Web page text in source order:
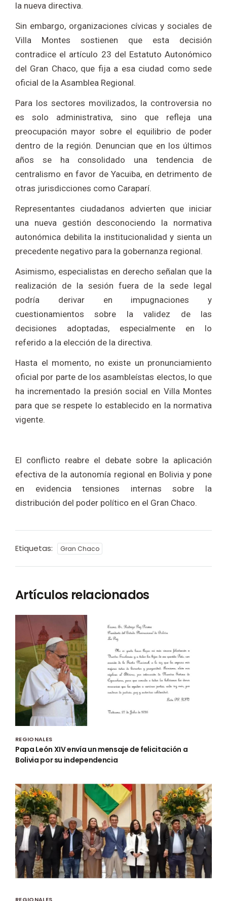
la nueva directiva.
Sin embargo, organizaciones cívicas y sociales de
Villa Montes sostienen que esta decisión
contradice el artículo 23 del Estatuto Autonómico
del Gran Chaco, que fija a esa ciudad como sede
oficial de la Asamblea Regional.
Para los sectores movilizados, la controversia no
es solo administrativa, sino que refleja una
preocupación mayor sobre el equilibrio de poder
dentro de la región. Denuncian que en los últimos
años se ha consolidado una tendencia de
centralismo en favor de Yacuiba, en detrimento de
otras jurisdicciones como Caraparí.
Representantes ciudadanos advierten que iniciar
una nueva gestión desconociendo la normativa
autonómica debilita la institucionalidad y sienta un
precedente negativo para la gobernanza regional.
Asimismo, especialistas en derecho señalan que la
realización de la sesión fuera de la sede legal
podría derivar en impugnaciones y
cuestionamientos sobre la validez de las
decisiones adoptadas, especialmente en lo
referido a la elección de la directiva.
Hasta el momento, no existe un pronunciamiento
oficial por parte de los asambleístas electos, lo que
ha incrementado la presión social en Villa Montes
para que se respete lo establecido en la normativa
vigente.
El conflicto reabre el debate sobre la aplicación
efectiva de la autonomía regional en Boliviay pone
en evidencia tensiones internas sobre la
distribución del poder político en el Gran Chaco.
Etiquetas: Gran Chaco
Artículos relacionados
REGIONALES
Papa León XIV envía un mensaje de felicitación a
Bolivia por su independencia